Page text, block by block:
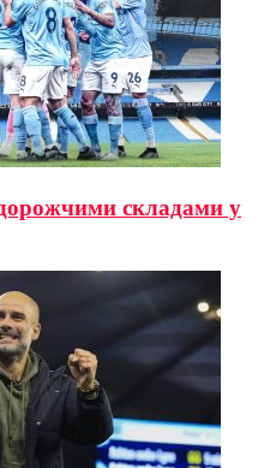
складами у